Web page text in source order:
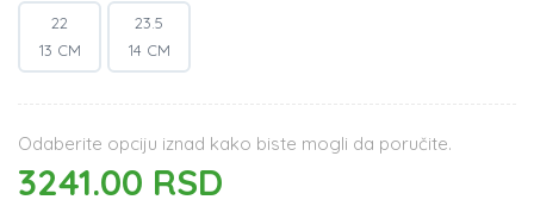
22
13 CM
23.5
14 CM
Odaberite opciju iznad kako biste mogli da poručite.
3241.00 RSD